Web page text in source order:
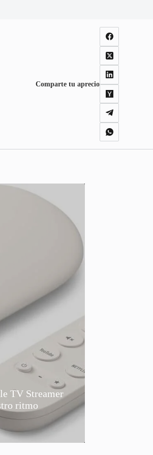
Comparte tu aprecio
TV Streamer
ritmo